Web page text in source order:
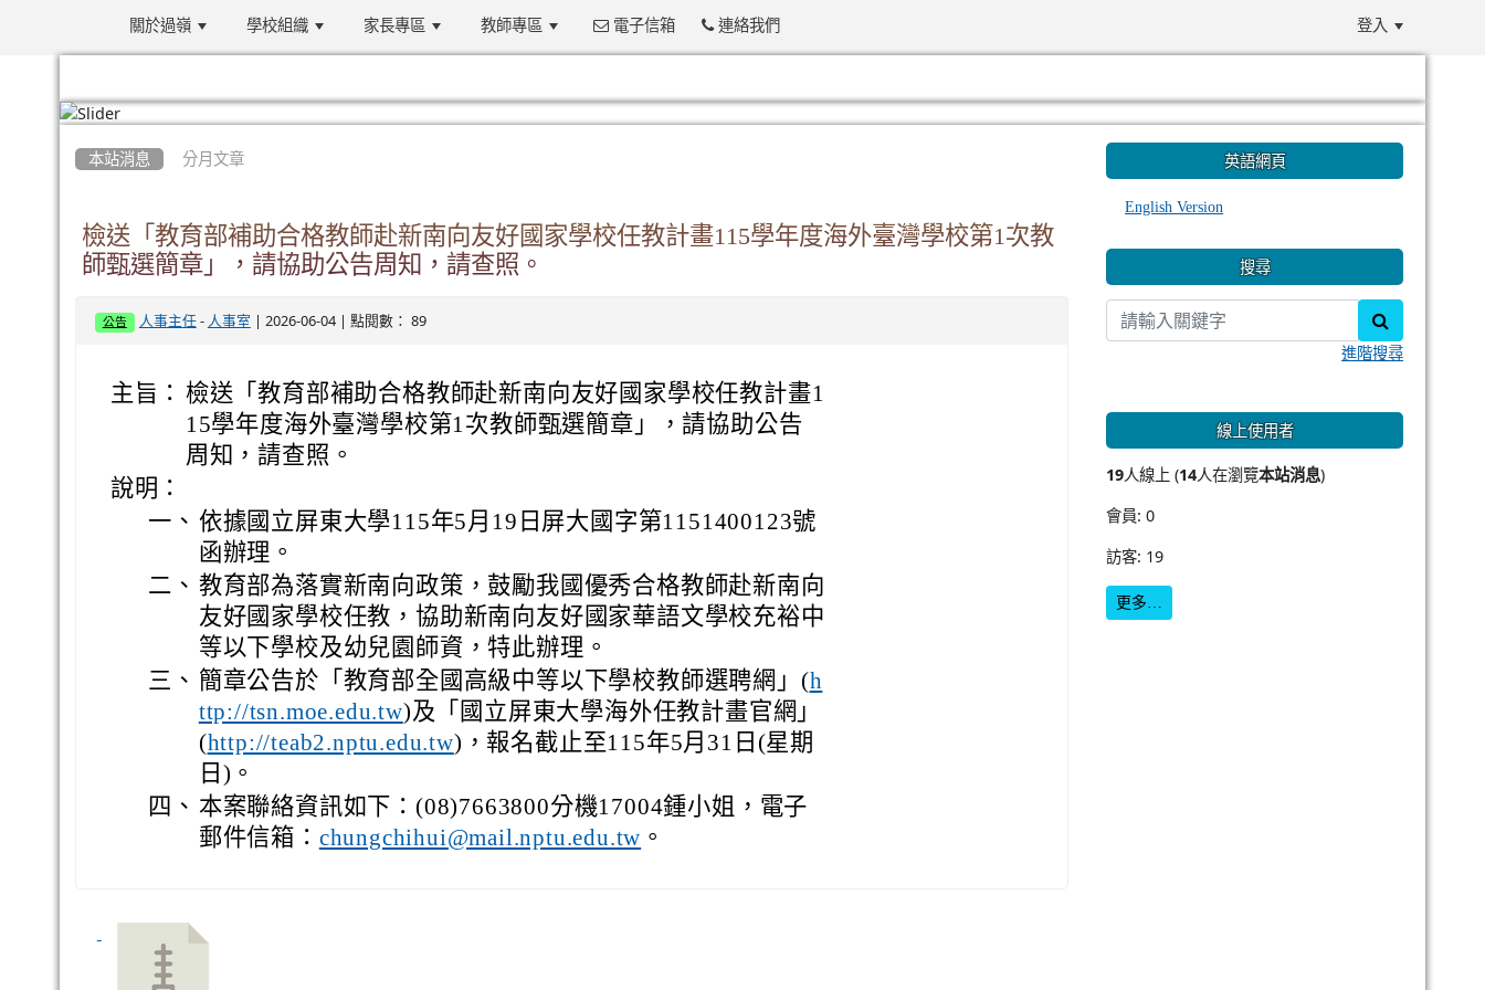
關於過嶺 學校組織 家長專區 教師專區 電子信箱 連絡我們 登入
本站消息 分月文章
檢送「教育部補助合格教師赴新南向友好國家學校任教計畫115學年度海外臺灣學校第1次教
師甄選簡章」，請協助公告周知，請查照。
公告 人事主任- 人事室 | 2026-06-04 | 點閱數： 89
主旨： 檢送「教育部補助合格教師赴新南向友好國家學校任教計畫1
15學年度海外臺灣學校第1次教師甄選簡章」，請協助公告
周知，請查照。
說明：
一、 依據國立屏東大學115年5月19日屏大國字第1151400123號
函辦理。
二、 教育部為落實新南向政策，鼓勵我國優秀合格教師赴新南向
友好國家學校任教，協助新南向友好國家華語文學校充裕中
等以下學校及幼兒園師資，特此辦理。
三、 簡章公告於「教育部全國高級中等以下學校教師選聘網」(h
ttp://tsn.moe.edu.tw)及「國立屏東大學海外任教計畫官網」
(http://teab2.nptu.edu.tw)，報名截止至115年5月31日(星期
日)。
四、 本案聯絡資訊如下：(08)7663800分機17004鍾小姐，電子
郵件信箱： chungchihui@mail.nptu.edu.tw 。
英語網頁
English Version
搜尋
進階搜尋
線上使用者
19人線上 (14人在瀏覽本站消息)
會員: 0
訪客: 19
更多…